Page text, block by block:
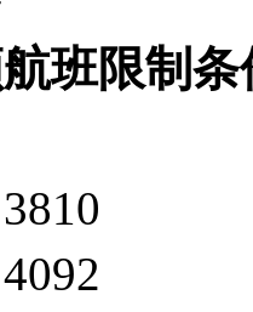
班限制